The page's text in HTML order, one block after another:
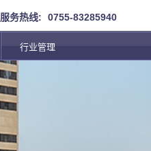
服务热线: 0755-83285940
行业管理